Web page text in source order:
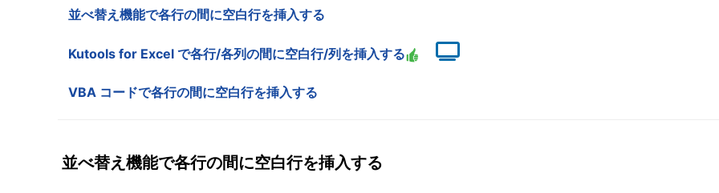
並べ替え機能で各行の間に空白行を挿入する
Kutools for Excel で各行/各列の間に空白行/列を挿入する
VBA コードで各行の間に空白行を挿入する
並べ替え機能で各行の間に空白行を挿入する